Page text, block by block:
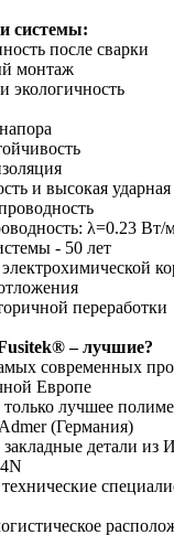
системы:
после сварки
монтаж
экологичность
и высокая ударная
λ=0.23 Вт/
- 50 лет
переработки
– лучшие?
современных
Европе
лучшее
(Германия)
детали из